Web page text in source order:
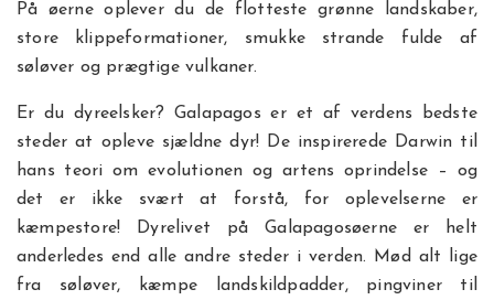
På øerne oplever du de flotteste grønne landskaber,
store klippeformationer, smukke strande fulde af
søløver og prægtige vulkaner.
Er du dyreelsker? Galapagos er et af verdens bedste
steder at opleve sjældne dyr! De inspirerede Darwin til
hans teori om evolutionen og artens oprindelse – og
det er ikke svært at forstå, for oplevelserne er
kæmpestore! Dyrelivet på Galapagosøerne er helt
anderledes end alle andre steder i verden. Mød alt lige
fra søløver, kæmpe landskildpadder, pingviner til